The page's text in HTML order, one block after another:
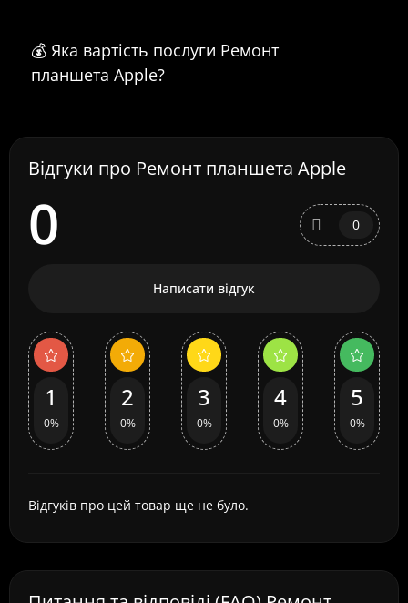
💰 Яка вартість послуги Ремонт
планшета Apple?
Відгуки про Ремонт планшета Apple
0 0
Написати відгук
1
0%
2
0%
3
0%
4
0%
5
0%
Відгуків про цей товар ще не було.